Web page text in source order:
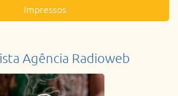
Impressos
Agência Radioweb